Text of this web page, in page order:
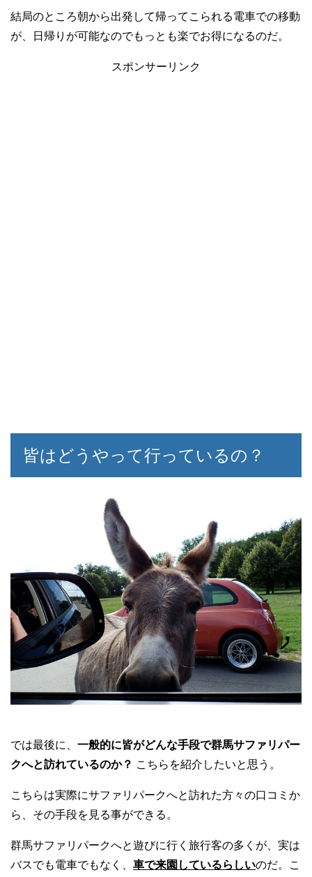
結局のところ朝から出発して帰ってこられる電車での移動
が、日帰りが可能なのでもっとも楽でお得になるのだ。
スポンサーリンク
皆はどうやって行っているの？
では最後に、 一般的に皆がどんな手段で群馬サファリパー
クへと訪れているのか？ こちらを紹介したいと思う。
こちらは実際にサファリパークへと訪れた方々の口コミか
ら、その手段を見る事ができる。
群馬サファリパークへと遊びに行く旅行客の多くが、実は
バスでも電車でもなく、 車で来園しているらしいのだ。こ